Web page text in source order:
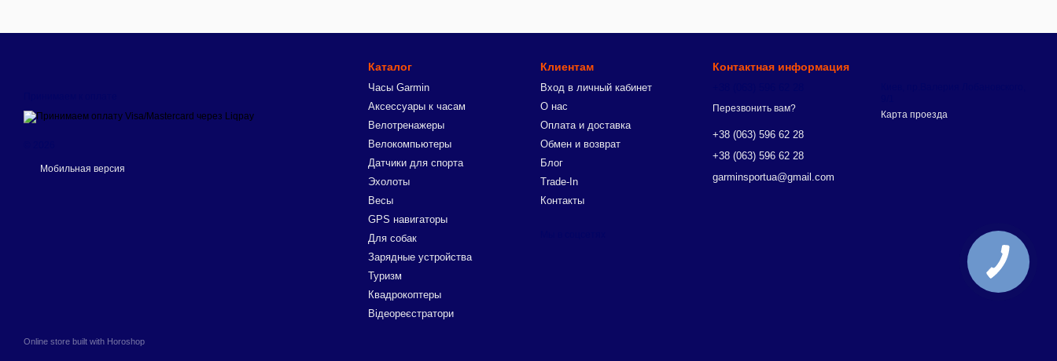
Мобильная версия
Online store built with Horoshop
Каталог
Часы Garmin
Аксессуары к часам
Велотренажеры
Велокомпьютеры
Датчики для спорта
Эхолоты
Весы
GPS навигаторы
Для собак
Зарядные устройства
Туризм
Квадрокоптеры
Відеореєстратори
Клиентам
Вход в личный кабинет
О нас
Оплата и доставка
Обмен и возврат
Блог
Trade-In
Контакты
Контактная информация
Перезвонить вам?
+38 (063) 596 62 28
+38 (063) 596 62 28
garminsportua@gmail.com
Карта проезда